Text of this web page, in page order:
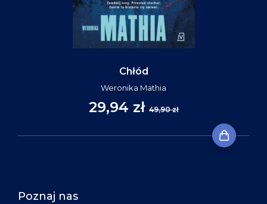
Chłód
Weronika Mathia
29,94 zł 49,90 zł
Poznaj nas